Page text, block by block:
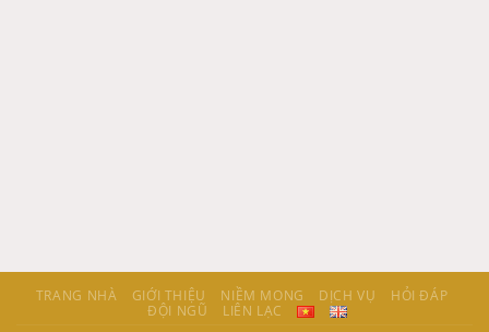
TRANG NHÀ GIỚI THIỆU NIỀM MONG DỊCH VỤ
HỎI ĐÁP
ĐỘI NGŨ
LIÊN LẠC